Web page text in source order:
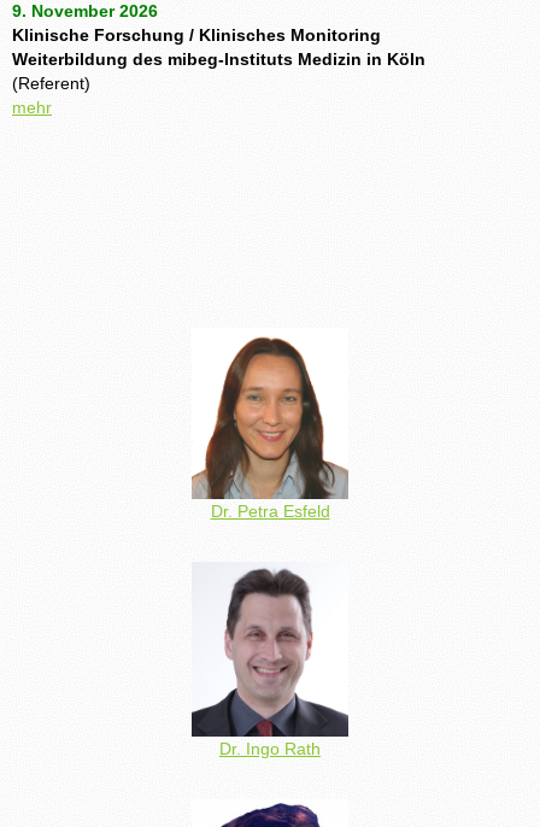
9. November 2026
Klinische Forschung / Klinisches Monitoring
Weiterbildung des mibeg-Instituts Medizin in Köln
(Referent)
mehr
Dr. Petra Esfeld
Dr. Ingo Rath